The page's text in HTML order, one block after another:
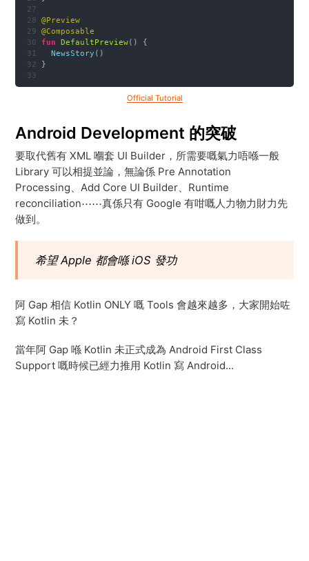
@Preview
@Composable
fun
DefaultPreview() {
NewsStory ()
}
Official Tutorial
Android Development 的突破
要取代舊有 XML 嗰套 UI Builder，所需要嘅氣力唔喺一般
Library 可以相提並論，無論係 Pre Annotation
Processing、Add Core UI Builder、Runtime
reconciliation⋯⋯真係只有 Google 有咁嘅人力物力財力先
做到。
希望 Apple 都會喺 iOS 發功
阿 Gap 相信 Kotlin ONLY 嘅 Tools 會越來越多，大家開始咗
寫 Kotlin 未？
當年阿 Gap 喺 Kotlin 未正式成為 Android First Class
Support 嘅時候已經力推用 Kotlin 寫 Android...